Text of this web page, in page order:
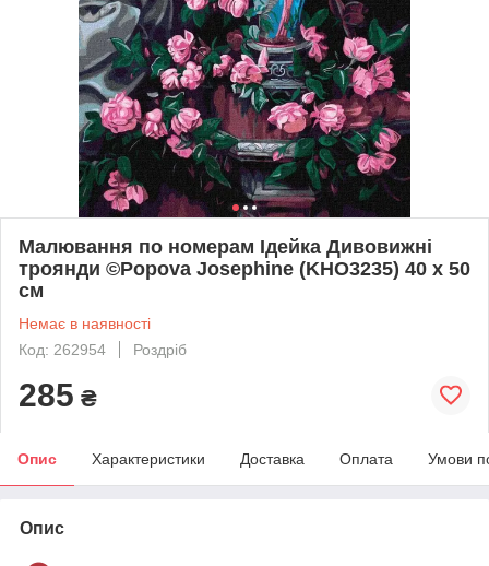
Малювання по номерам Ідейка Дивовижні
троянди ©Popova Josephine (KHO3235) 40 х 50
см
Немає в наявності
Код: 262954
Роздріб
285 ₴
Опис Характеристики Доставка Оплата Умови
Опис